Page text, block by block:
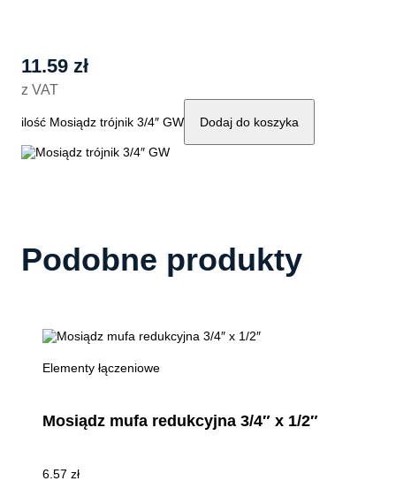
11.59 zł
z VAT
ilość Mosiądz trójnik 3/4″ GW Dodaj do koszyka
Podobne produkty
Elementy łączeniowe
Mosiądz mufa redukcyjna 3/4″ x 1/2″
6.57 zł